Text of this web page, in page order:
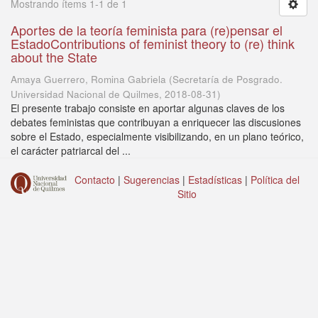
Mostrando ítems 1-1 de 1
Aportes de la teoría feminista para (re)pensar el
EstadoContributions of feminist theory to (re) think
about the State
Amaya Guerrero, Romina Gabriela (Secretaría de Posgrado.
Universidad Nacional de Quilmes, 2018-08-31)
El presente trabajo consiste en aportar algunas claves de los
debates feministas que contribuyan a enriquecer las discusiones
sobre el Estado, especialmente visibilizando, en un plano teórico,
el carácter patriarcal del ...
Contacto | Sugerencias | Estadísticas | Política del
Sitio